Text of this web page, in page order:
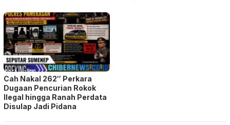
Cah Nakal 262″ Perkara
Dugaan Pencurian Rokok
Ilegal hingga Ranah Perdata
Disulap Jadi Pidana